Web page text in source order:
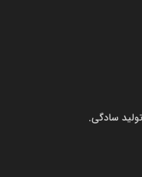
سادگی.